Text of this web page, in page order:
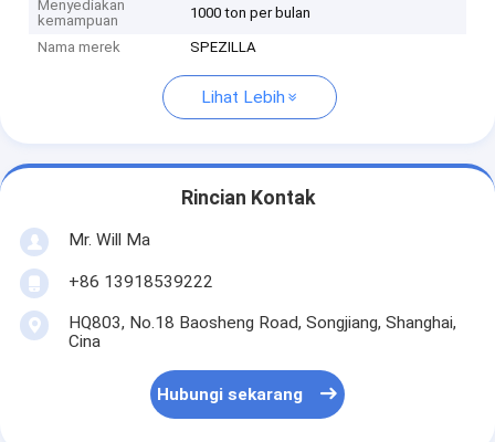
Menyediakan
kemampuan
1000 ton per bulan
Nama merek SPEZILLA
Lihat Lebih
Rincian Kontak
Mr. Will Ma
+86 13918539222
HQ803, No.18 Baosheng Road, Songjiang, Shanghai,
Cina
Hubungi sekarang